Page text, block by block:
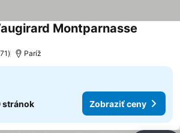
Montparnasse
Paríž
stránok Zobraziť ceny